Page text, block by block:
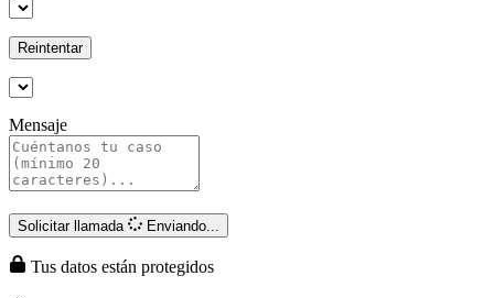
Reintentar
Mensaje
Solicitar llamada Enviando...
Tus datos están protegidos